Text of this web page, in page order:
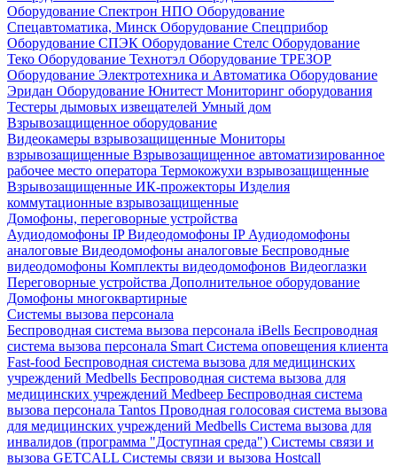
Оборудование Спектрон НПО Оборудование
Спецавтоматика, Минск Оборудование Спецприбор
Оборудование СПЭК Оборудование Стелс Оборудование
Теко Оборудование Технотэл Оборудование ТРЕЗОР
Оборудование Электротехника и Автоматика Оборудование
Эридан Оборудование Юнитест Мониторинг оборудования
Тестеры дымовых извещателей Умный дом
Взрывозащищенное оборудование
Видеокамеры взрывозащищенные Мониторы
взрывозащищенные Взрывозащищенное автоматизированное
рабочее место оператора Термокожухи взрывозащищенные
Взрывозащищенные ИК-прожекторы Изделия
коммутационные взрывозащищенные
Домофоны, переговорные устройства
Аудиодомофоны IPВидеодомофоны IP Аудиодомофоны
аналоговые Видеодомофоны аналоговые Беспроводные
видеодомофоны Комплекты видеодомофонов Видеоглазки
Переговорные устройства Дополнительное оборудование
Домофоны многоквартирные
Системы вызова персонала
Беспроводная система вызова персонала iBells Беспроводная
система вызова персонала Smart Система оповещения клиента
Fast-food Беспроводная система вызова для медицинских
учреждений Medbells Беспроводная система вызова для
медицинских учреждений Medbeep Беспроводная система
вызова персонала Tantos Проводная голосовая система вызова
для медицинских учреждений Medbells Система вызова для
инвалидов (программа "Доступная среда") Системы связи и
вызова GETCALL Системы связи и вызова Hostcall